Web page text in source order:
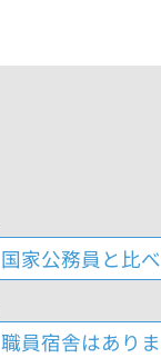
国家公務員と比
職員宿舎はあり